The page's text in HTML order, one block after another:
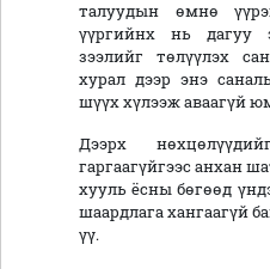
талуудын өмнө
үүргийнх нь дагуу
зээлийг төлүүлэх
хурал дээр энэ
шүүх хүлээж аваагүй
Дээрх
гаргаагүйгээс анхан
хууль ёсны бөгөөд
шаардлага хангаагүй
үү.